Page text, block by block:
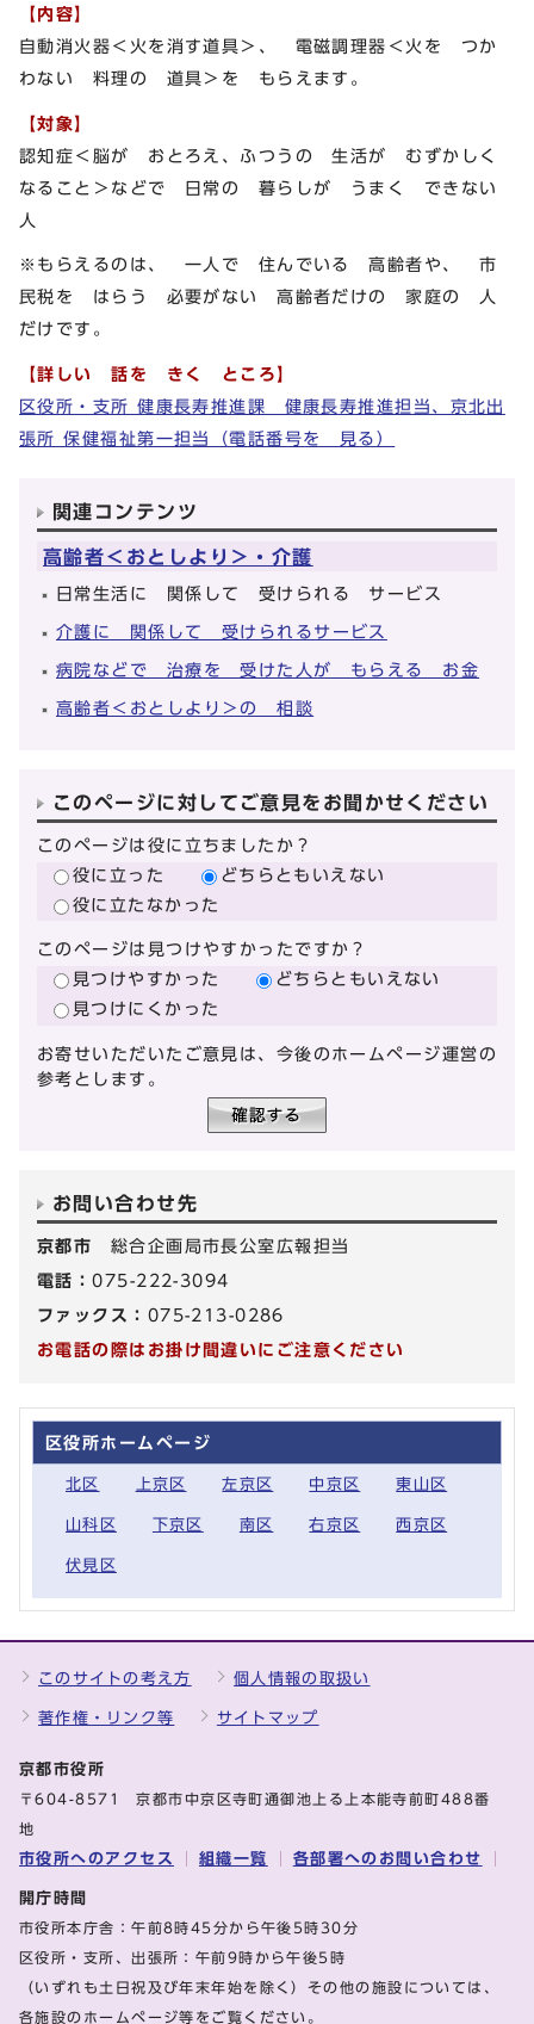
【内容】
自動消火器＜火を消す道具＞、 電磁調理器＜火を つか
わない 料理の 道具＞を もらえます。
【対象】
認知症＜脳が おとろえ、ふつうの 生活が むずかしく
なること＞などで 日常の 暮らしが うまく できない
人
※もらえるのは、 一人で 住んでいる 高齢者や、 市
民税を はらう 必要がない 高齢者だけの 家庭の 人
だけです。
【詳しい 話を きく ところ】
区役所・支所 健康長寿推進課 健康長寿推進担当、京北出
張所 保健福祉第一担当（電話番号を 見る）
関連コンテンツ
高齢者＜おとしより＞・介護
日常生活に 関係して 受けられる サービス
介護に 関係して 受けられるサービス
病院などで 治療を 受けた人が もらえる お金
高齢者＜おとしより＞の 相談
このページに対してご意見をお聞かせください
このページは役に立ちましたか？
役に立った
どちらともいえない
役に立たなかった
このページは見つけやすかったですか？
見つけやすかった
どちらともいえない
見つけにくかった
お寄せいただいたご意見は、今後のホームページ運営の
参考とします。
お問い合わせ先
京都市 総合企画局市長公室広報担当
電話：075-222-3094
ファックス： 075-213-0286
お電話の際はお掛け間違いにご注意ください
区役所ホームページ
北区 上京区 左京区 中京区 東山区
山科区 下京区 南区 右京区 西京区
伏見区
このサイトの考え方 個人情報の取扱い
著作権・リンク等 サイトマップ
京都市役所
〒604-8571 京都市中京区寺町通御池上る上本能寺前町488番
地
市役所へのアクセス 組織一覧 各部署へのお問い合わせ
開庁時間
市役所本庁舎：午前8時45分から午後5時30分
区役所・支所、出張所：午前9時から午後5時
（いずれも土日祝及び年末年始を除く）その他の施設については、
各施設のホームページ等をご覧ください。